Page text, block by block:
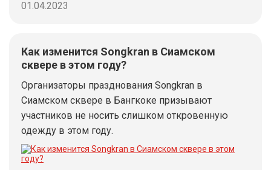
01.04.2023
Как изменится Songkran в Сиамском
сквере в этом году?
Организаторы празднования Songkran в
Сиамском сквере в Бангкоке призывают
участников не носить слишком откровенную
одежду в этом году.